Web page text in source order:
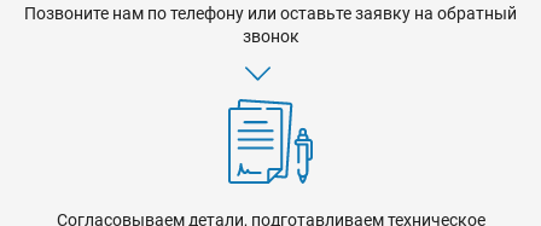
Позвоните нам по телефону или оставьте заявку на обратный
звонок
Согласовываем детали, подготавливаем техническое